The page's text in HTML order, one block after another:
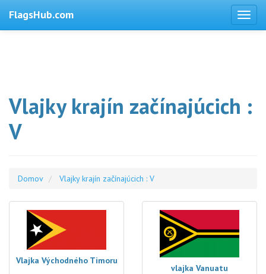
FlagsHub.com
Vlajky krajín začínajúcich :
V
Domov Vlajky krajín začínajúcich : V
Vlajka Východného Timoru
vlajka Vanuatu